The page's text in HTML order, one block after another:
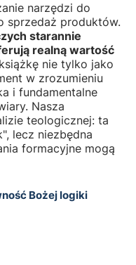
narzędzi do
sprzedaż produktów.
starannie
realną wartość
nie tylko jako
w zrozumieniu
i fundamentalne
Nasza
teologicznej: ta
lecz niezbędna
formacyjne mogą
Bożej logiki